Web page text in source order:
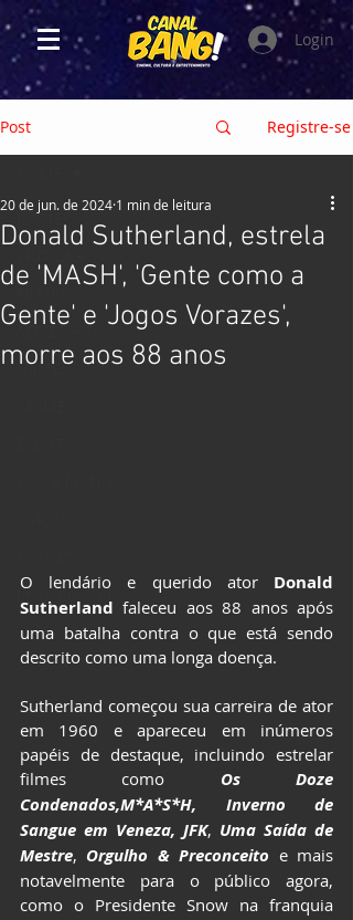
Login
Post Registre-se
HOME
SÉRIES e TV
GAMES
ImagineLand
Donald Sutherland, estrela
de 'MASH', 'Gente como a
Gente' e 'Jogos Vorazes',
morre aos 88 anos
20 de jun. de 2024 1 min de leitura
O lendário e querido ator Donald
Sutherland faleceu aos 88 anos após
uma batalha contra o que está sendo
descrito como uma longa doença.
Sutherland começou sua carreira de ator
em 1960 e apareceu em inúmeros
papéis de destaque, incluindo estrelar
filmes como Os Doze
Condenados,M*A*S*H, Inverno de
Sangue em Veneza, JFK, Uma Saída de
Mestre, Orgulho & Preconceito e mais
notavelmente para o público agora,